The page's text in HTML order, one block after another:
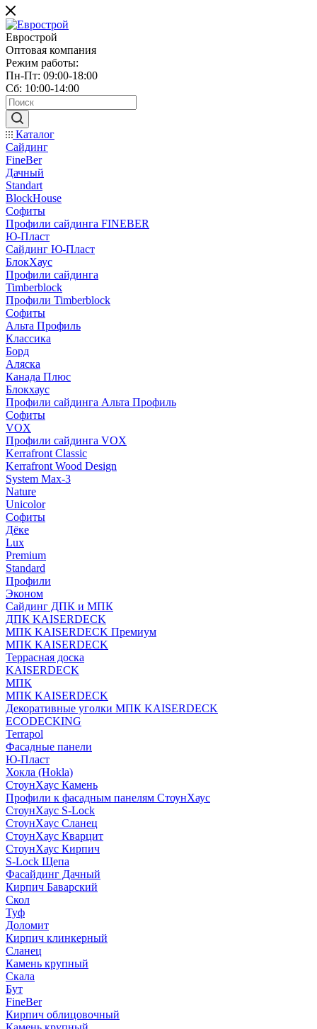
Еврострой
Оптовая компания
Режим работы:
Пн-Пт: 09:00-18:00
Сб: 10:00-14:00
Каталог
Сайдинг
FineBer
Дачный
Standart
BlockHouse
Софиты
Профили сайдинга FINEBER
Ю-Пласт
Сайдинг Ю-Пласт
БлокХаус
Профили сайдинга
Timberblock
Профили Timberblock
Софиты
Альта Профиль
Классика
Борд
Аляска
Канада Плюс
Блокхаус
Профили сайдинга Альта Профиль
Софиты
VOX
Профили сайдинга VOX
Kerrafront Classic
Kerrafront Wood Design
System Max-3
Nature
Unicolor
Софиты
Дёке
Lux
Premium
Standard
Профили
Эконом
Сайдинг ДПК и МПК
ДПК KAISERDECK
МПК KAISERDECK Премиум
МПК KAISERDECK
Террасная доска
KAISERDECK
МПК
МПК KAISERDECK
Декоративные уголки МПК KAISERDECK
ECODECKING
Terrapol
Фасадные панели
Ю-Пласт
Хокла (Hokla)
СтоунХаус Камень
Профили к фасадным панелям СтоунХаус
СтоунХаус S-Lock
СтоунХаус Сланец
СтоунХаус Кварцит
СтоунХаус Кирпич
S-Lock Щепа
Фасайдинг Дачный
Кирпич Баварский
Скол
Туф
Доломит
Кирпич клинкерный
Сланец
Камень крупный
Скала
Бут
FineBer
Кирпич облицовочный